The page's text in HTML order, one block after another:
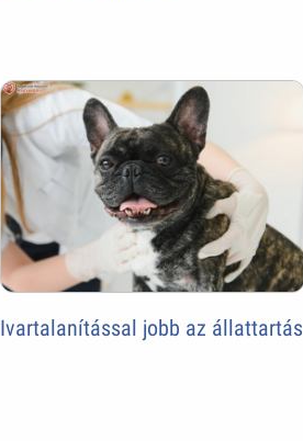
Ivartalanítással jobb az állattartás